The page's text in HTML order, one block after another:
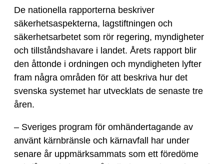
De nationella rapporterna beskriver
säkerhetsaspekterna, lagstiftningen och
säkerhetsarbetet som rör regering, myndigheter
och tillståndshavare i landet. Årets rapport blir
den åttonde i ordningen och myndigheten lyfter
fram några områden för att beskriva hur det
svenska systemet har utvecklats de senaste tre
åren.
– Sveriges program för omhändertagande av
använt kärnbränsle och kärnavfall har under
senare år uppmärksammats som ett föredöme